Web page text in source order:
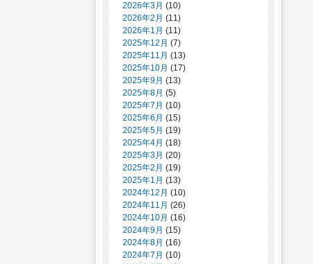
2026年3月 (10)
2026年2月 (11)
2026年1月 (11)
2025年12月 (7)
2025年11月 (13)
2025年10月 (17)
2025年9月 (13)
2025年8月 (5)
2025年7月 (10)
2025年6月 (15)
2025年5月 (19)
2025年4月 (18)
2025年3月 (20)
2025年2月 (19)
2025年1月 (13)
2024年12月 (10)
2024年11月 (26)
2024年10月 (16)
2024年9月 (15)
2024年8月 (16)
2024年7月 (10)